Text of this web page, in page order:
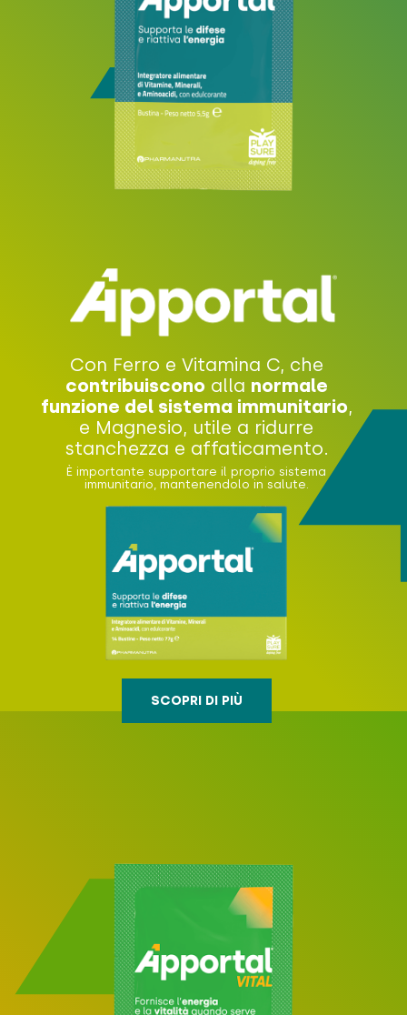
Con Ferro e Vitamina C, che
contribuisconoalla normale
funzione del sistema immunitario,
e Magnesio, utile a ridurre
stanchezza e affaticamento.
È importante supportare il proprio sistema
immunitario, mantenendolo in salute.
SCOPRI DI PIÙ